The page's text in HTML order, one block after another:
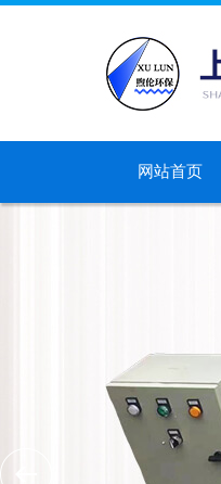
网站首页